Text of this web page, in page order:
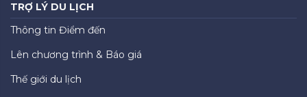
TRỢ LÝ DU LỊCH
Thông tin Điểm đến
Lên chương trình & Báo giá
Thế giới du lịch